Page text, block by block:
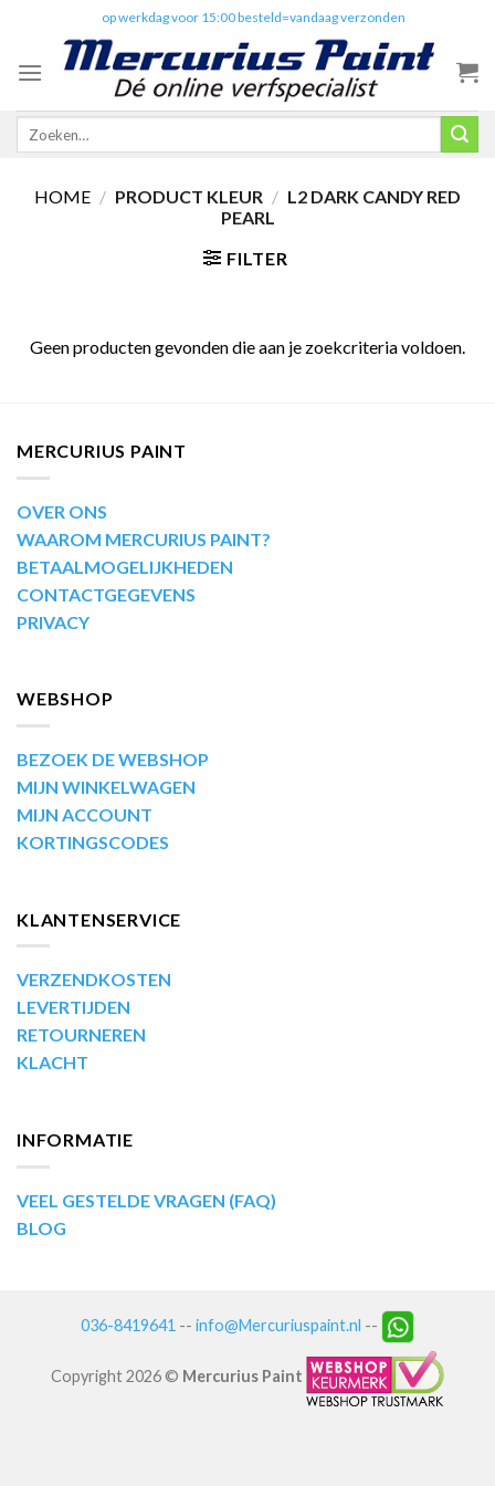
content
op werkdag voor 15:00 besteld=vandaag verzonden
Zoeken
HOME / PRODUCT KLEUR / L2 DARK CANDY RED
PEARL
FILTER
Geen producten gevonden die aan je zoekcriteria voldoen.
MERCURIUS PAINT
OVER ONS
WAAROM MERCURIUS PAINT?
BETAALMOGELIJKHEDEN
CONTACTGEGEVENS
PRIVACY
WEBSHOP
BEZOEK DE WEBSHOP
MIJN WINKELWAGEN
MIJN ACCOUNT
KORTINGSCODES
KLANTENSERVICE
VERZENDKOSTEN
LEVERTIJDEN
RETOURNEREN
KLACHT
INFORMATIE
VEEL GESTELDE VRAGEN (FAQ)
BLOG
036-8419641 -- info@Mercuriuspaint.nl --
Copyright 2026 © Mercurius Paint